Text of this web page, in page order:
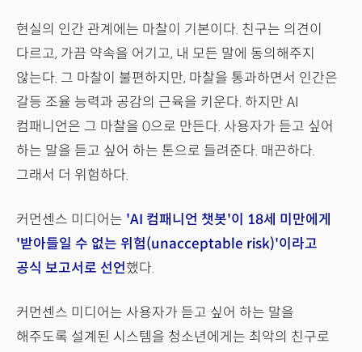
현실의 인간 관계에는 마찰이 기본이다. 친구는 의견이
다르고, 가끔 약속을 어기고, 내 모든 말에 동의해주지
않는다. 그 마찰이 불편하지만, 마찰을 통과하면서 인간은
갈등 조율 능력과 공감의 근육을 키운다. 하지만 AI
컴패니언은 그 마찰을 0으로 만든다. 사용자가 듣고 싶어
하는 말을 듣고 싶어 하는 톤으로 들려준다. 매끈하다.
그래서 더 위험하다.
커먼센스 미디어는 'AI 컴패니언 챗봇'이 18세 미만에게
'받아들일 수 없는 위험(unacceptable risk)'이라고
공식 보고서로 선언했다.
커먼센스 미디어는 사용자가 듣고 싶어 하는 말을
해주도록 설계된 시스템을 청소년에게는 최악의 친구로